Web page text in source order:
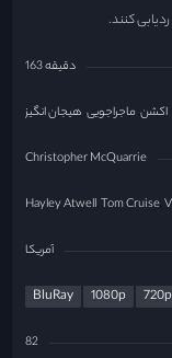
کنند.
163 دقیقه
اکشن ماجراجویی هیجان انگیز
Christopher McQuarrie
Hayley Atwell Tom Cruise
آمریکا
BluRay 1080p 720p
82